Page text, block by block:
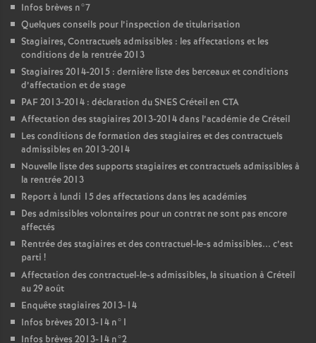
Infos brèves n°7
Quelques conseils pour l’inspection de titularisation
Stagiaires, Contractuels admissibles : les affectations et les
conditions de la rentrée 2013
Stagiaires 2014-2015 : dernière liste des berceaux et conditions
d’affectation et de stage
PAF2013-2014 : déclaration duSNESCréteil en CTA
Affectation des stagiaires 2013-2014 dans l’académie de Créteil
Les conditions de formation des stagiaires et des contractuels
admissibles en 2013-2014
Nouvelle liste des supports stagiaires et contractuels admissibles à
la rentrée 2013
Report à lundi 15 des affectations dans les académies
Des admissibles volontaires pour un contrat ne sont pas encore
affectés
Rentrée des stagiaires et des contractuel-le-s admissibles... c’est
parti !
Affectation des contractuel-le-s admissibles, la situation à Créteil
au 29 août
Enquête stagiaires 2013-14
Infos brèves 2013-14 n°1
Infos brèves 2013-14 n°2